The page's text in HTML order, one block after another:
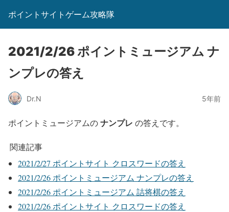
ポイントサイトゲーム攻略隊
2021/2/26 ポイントミュージアム ナ
ンプレの答え
Dr.N 5年前
ポイントミュージアムのナンプレ の答えです。
関連記事
2021/2/27 ポイントサイト クロスワードの答え
2021/2/26 ポイントミュージアム ナンプレの答え
2021/2/26 ポイントミュージアム 詰将棋の答え
2021/2/26 ポイントサイト クロスワードの答え